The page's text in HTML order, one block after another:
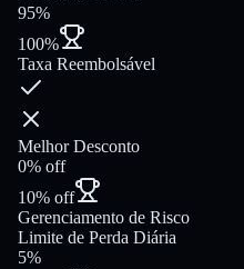
95%
100%
Taxa Reembolsável
Melhor Desconto
0% off
10% off
Gerenciamento de Risco
Limite de Perda Diária
5%